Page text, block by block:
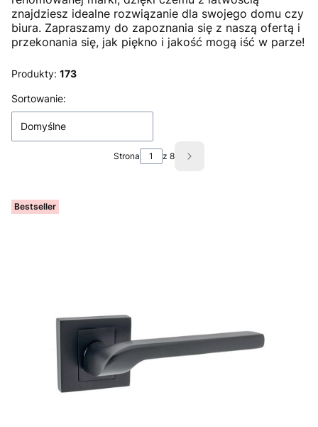
znajdziesz idealne rozwiązanie dla swojego domu czy
biura. Zapraszamy do zapoznania się z naszą ofertą i
przekonania się, jak piękno i jakość mogą iść w parze!
Produkty: 173
Lista produktów
Sortowanie:
Domyślne
Strona z 8 Następne produkty
Bestseller